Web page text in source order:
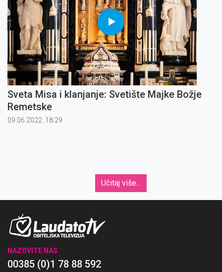
Sveta Misa i klanjanje: Svetište Majke Božje
Remetske
09.06.2022. 18:29
Učitaj više...
NAZOVITE NAS
00385 (0)1 78 88 592